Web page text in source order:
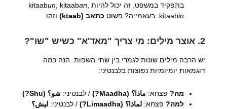
בתפקיד במשפט, זה יכול להיות kitaab
un , kitaaban
kitaabin . בעאמייה? פשוט כתאב (ktaab) וזהו.
2. אוצר מילים: מי צריך "מאד'א" כשיש "שו"?
יש הרבה מילים שונות לגמרי בין שתי השפות. הנה כמה
דוגמאות יומיומיות נפוצות בלבנטיני:
מה?פצחא: ماذا؟ (Maadha?) / לבנטיני: شو؟ (Shu?)
למה?פצחא: لماذا؟ (Limaadha?) / לבנטיני: ليش؟